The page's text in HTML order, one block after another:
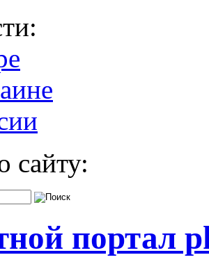
сайту:
портал